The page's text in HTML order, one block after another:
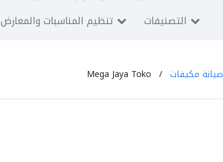
تنظيم المناسبات والمعارض التصنيفات
صيانة مكيفات Mega Jaya Toko